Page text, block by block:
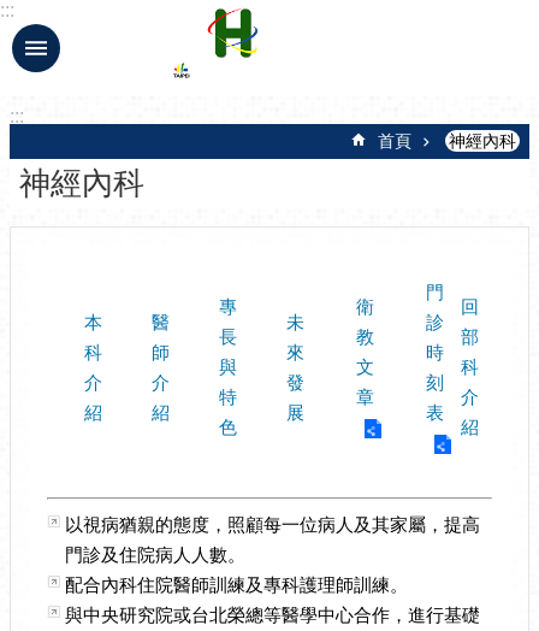
跳到主要內容區塊
:::
:::
首頁 神經內科
神經內科
本
科
介
紹
醫
師
介
紹
專
長
與
特
色
未
來
發
展
衛
教
文
章
門
診
時
刻
表
回
部
科
介
紹
以視病猶親的態度，照顧每一位病人及其家屬，提高
門診及住院病人人數。
配合內科住院醫師訓練及專科護理師訓練。
與中央研究院或台北榮總等醫學中心合作，進行基礎